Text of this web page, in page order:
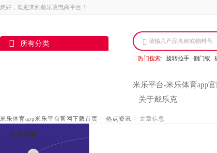
您好，欢迎来到戴乐克电商平台！
所有分类 请输入产品名称或物料号
热门搜索: 旋转拉手 侧门锁
米乐平台-米乐体育app
关于戴乐克
米乐体育app米乐平台官网下载首页 > 热点资讯 > 文章信息
文章导航